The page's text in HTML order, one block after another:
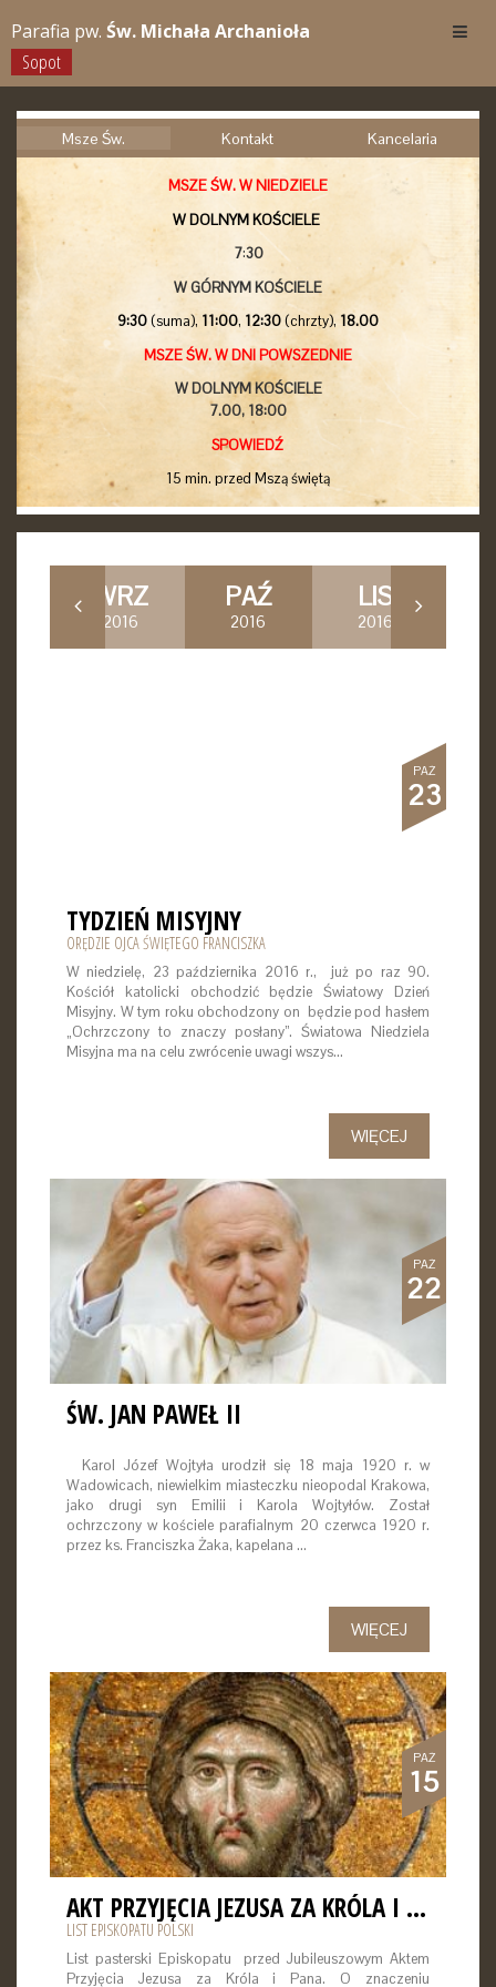
Parafia pw. Św. Michała Archanioła
Sopot
Msze Św. Kontakt Kancelaria
MSZE ŚW. W NIEDZIELE
W DOLNYM KOŚCIELE
7:30
W GÓRNYM KOŚCIELE
9:30(suma), 11:00, 12:30(chrzty), 18.00
MSZE ŚW. W DNI POWSZEDNIE
W DOLNYM KOŚCIELE
7.00, 18:00
SPOWIEDŹ
15 min. przed Mszą świętą
WRZ
2016
PAŹ
2016
LIS
2016
PAŹ
23
TYDZIEŃ MISYJNY
ORĘDZIE OJCA ŚWIĘTEGO FRANCISZKA
W niedzielę, 23 października 2016 r., już po raz 90.
Kościół katolicki obchodzić będzie Światowy Dzień
Misyjny. W tym roku obchodzony on będzie pod hasłem
„Ochrzczony to znaczy posłany”. Światowa Niedziela
Misyjna ma na celu zwrócenie uwagi wszys…
WIĘCEJ
PAŹ
22
ŚW. JAN PAWEŁ II
Karol Józef Wojtyła urodził się 18 maja 1920 r. w
Wadowicach, niewielkim miasteczku nieopodal Krakowa,
jako drugi syn Emilii i Karola Wojtyłów. Został
ochrzczony w kościele parafialnym 20 czerwca 1920 r.
przez ks. Franciszka Żaka, kapelana …
WIĘCEJ
PAŹ
15
AKT PRZYJĘCIA JEZUSA ZA KRÓLA I PANA
LIST EPISKOPATU POLSKI
List pasterski Episkopatu przed Jubileuszowym Aktem
Przyjęcia Jezusa za Króla i Pana. O znaczeniu